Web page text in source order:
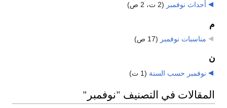
أحداث نوفمبر (2 ت، 2 ص)
م
مناسبات نوفمبر (17 ص)
ن
نوفمبر حسب السنة (1 ت)
المقالات في التصنيف "نوفمبر"